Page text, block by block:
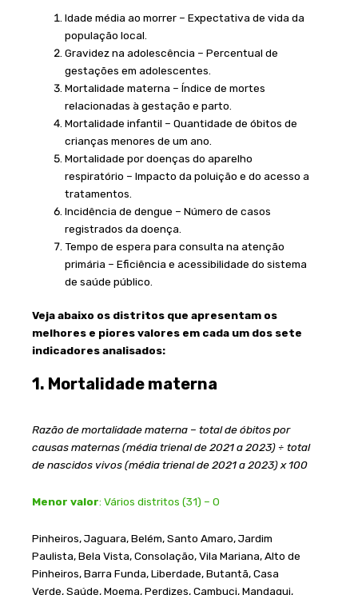
Idade média ao morrer – Expectativa de vida da
população local.
Gravidez na adolescência – Percentual de
gestações em adolescentes.
Mortalidade materna – Índice de mortes
relacionadas à gestação e parto.
Mortalidade infantil – Quantidade de óbitos de
crianças menores de um ano.
Mortalidade por doenças do aparelho
respiratório – Impacto da poluição e do acesso a
tratamentos.
Incidência de dengue – Número de casos
registrados da doença.
Tempo de espera para consulta na atenção
primária – Eficiência e acessibilidade do sistema
de saúde público.
Veja abaixo os distritos que apresentam os
melhores e piores valores em cada um dos sete
indicadores analisados:
1. Mortalidade materna
Razão de mortalidade materna – total de óbitos por
causas maternas (média trienal de 2021 a 2023) ÷ total
de nascidos vivos (média trienal de 2021 a 2023) x 100
Menor valor: Vários distritos (31) – 0
Pinheiros, Jaguara, Belém, Santo Amaro, Jardim
Paulista, Bela Vista, Consolação, Vila Mariana, Alto de
Pinheiros, Barra Funda, Liberdade, Butantã, Casa
Verde, Saúde, Moema, Perdizes, Cambuci, Mandaqui,